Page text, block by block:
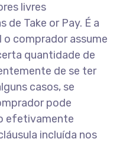
livres
de Take or Pay. É a
comprador assume
quantidade de
de se ter
casos, se
pode
efetivamente
incluída nos